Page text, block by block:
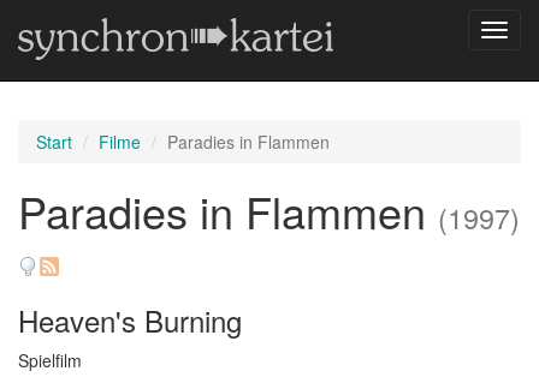
Start Filme Paradies in Flammen
Paradies in Flammen (1997)
Heaven's Burning
Spielfilm